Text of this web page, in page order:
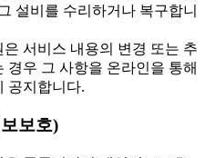
설비를 수리하거나 복구합니
서비스 내용의 변경 또는 추
경우 그 사항을 온라인을 통해
공지합니다.
보호)